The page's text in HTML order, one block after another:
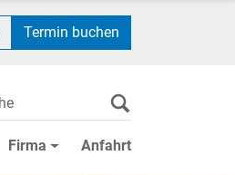
Termin buchen
Firma Anfahrt